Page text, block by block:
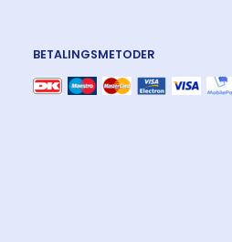
BETALINGSMETODER